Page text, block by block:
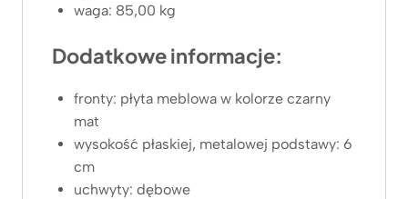
waga: 85,00 kg
Dodatkowe informacje:
fronty: płyta meblowa w kolorze czarny
mat
wysokość płaskiej, metalowej podstawy: 6
cm
uchwyty: dębowe